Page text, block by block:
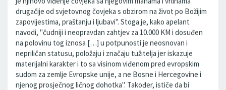
drugačije od svjetovnog čovjeka s obzirom na život po Božijim
zapovijestima, praštanju i ljubavi". Stoga je, kako apelant
navodi, "čudniji i neopravdan zahtjev za 10.000 KM i dosuđen
na polovinu tog iznosa […] u potpunosti je neosnovan i
nepriličan statusu, položaju i značaju tužitelja jer iskazuje
materijalni karakter i to sa visinom viđenom pred evropskim
sudom za zemlje Evropske unije, a ne Bosne i Hercegovine i
njenog prosječnog ličnog dohotka". Također, ističe da bi